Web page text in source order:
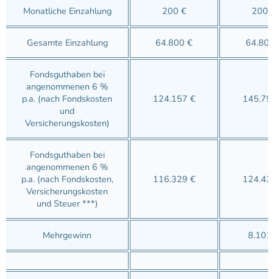
Monatliche Einzahlung 200 € 200
Gesamte Einzahlung 64.800 €
Fondsguthaben bei
angenommenen 6 %
p.a. (nach Fondskosten
und
Versicherungskosten)
124.157 €
Fondsguthaben bei
angenommenen 6 %
p.a. (nach Fondskosten,
Versicherungskosten
und Steuer ***)
116.329 €
Mehrgewinn